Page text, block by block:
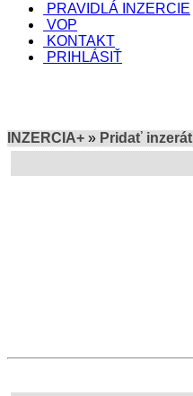
PRAVIDLÁ INZERCIE
VOP
KONTAKT
PRIHLÁSIŤ
INZERCIA+ » Pridať inzerát